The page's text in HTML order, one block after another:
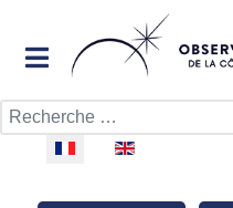
Rechercher
Sélectionnez votre langue